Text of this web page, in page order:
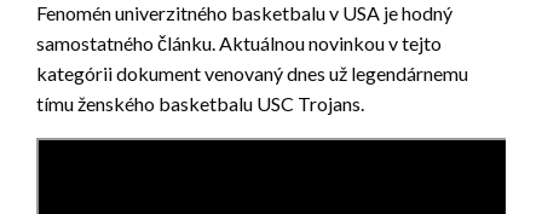
Fenomén univerzitného basketbalu v USA je hodný
samostatného článku. Aktuálnou novinkou v tejto
kategórii dokument venovaný dnes už legendárnemu
tímu ženského basketbalu USC Trojans.